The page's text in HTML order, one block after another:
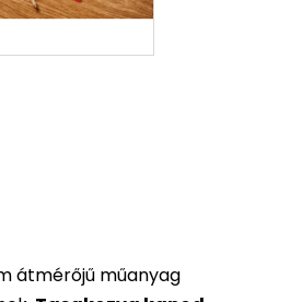
átmérőjű műanyag